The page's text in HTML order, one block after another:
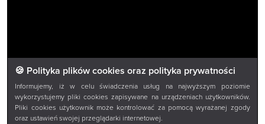
🍪 Polityka plików cookies oraz polityka prywatności
Informujemy, iż w celu świadczenia usług na najwyższym poziomie
wykorzystujemy pliki cookies zapisywane na urządzeniach użytkowników.
Pliki cookies użytkownik może kontrolować za pomocą wyrażanej zgody
oraz ustawień swojej przeglądarki internetowej.